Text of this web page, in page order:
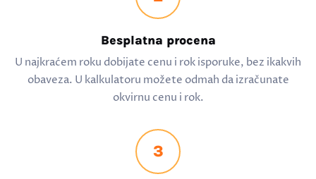
Besplatna procena
U najkraćem roku dobijate cenu i rok isporuke, bez ikakvih
obaveza. U kalkulatoru možete odmah da izračunate
okvirnu cenu i rok.
3